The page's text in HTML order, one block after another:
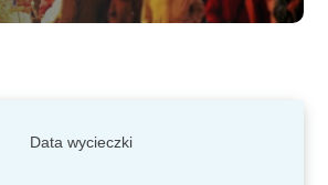
Data wycieczki